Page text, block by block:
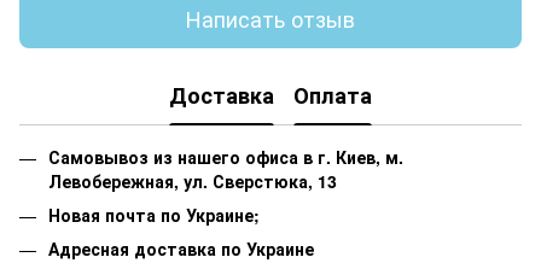
Написать отзыв
Доставка Оплата
Самовывоз из нашего офиса в г. Киев, м.
Левобережная, ул. Сверстюка, 13
Новая почта по Украине;
Адресная доставка по Украине